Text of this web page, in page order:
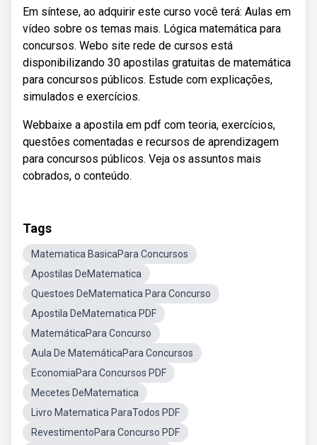
Em síntese, ao adquirir este curso você terá: Aulas em
vídeo sobre os temas mais. Lógica matemática para
concursos. Webo site rede de cursos está
disponibilizando 30 apostilas gratuitas de matemática
para concursos públicos. Estude com explicações,
simulados e exercícios.
Webbaixe a apostila em pdf com teoria, exercícios,
questões comentadas e recursos de aprendizagem
para concursos públicos. Veja os assuntos mais
cobrados, o conteúdo.
Tags
Matematica BasicaPara Concursos
Apostilas DeMatematica
Questoes DeMatematica Para Concurso
Apostila DeMatematica PDF
MatemáticaPara Concurso
Aula De MatemáticaPara Concursos
EconomiaPara Concursos PDF
Mecetes DeMatematica
Livro Matematica ParaTodos PDF
RevestimentoPara Concurso PDF